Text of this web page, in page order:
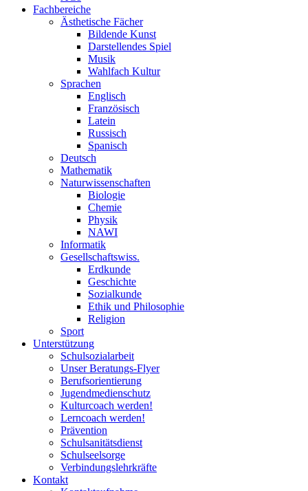
Fachbereiche
Ästhetische Fächer
Bildende Kunst
Darstellendes Spiel
Musik
Wahlfach Kultur
Sprachen
Englisch
Französisch
Latein
Russisch
Spanisch
Deutsch
Mathematik
Naturwissenschaften
Biologie
Chemie
Physik
NAWI
Informatik
Gesellschaftswiss.
Erdkunde
Geschichte
Sozialkunde
Ethik und Philosophie
Religion
Sport
Unterstützung
Schulsozialarbeit
Unser Beratungs-Flyer
Berufsorientierung
Jugendmedienschutz
Kulturcoach werden!
Lerncoach werden!
Prävention
Schulsanitätsdienst
Schulseelsorge
Verbindungslehrkräfte
Kontakt